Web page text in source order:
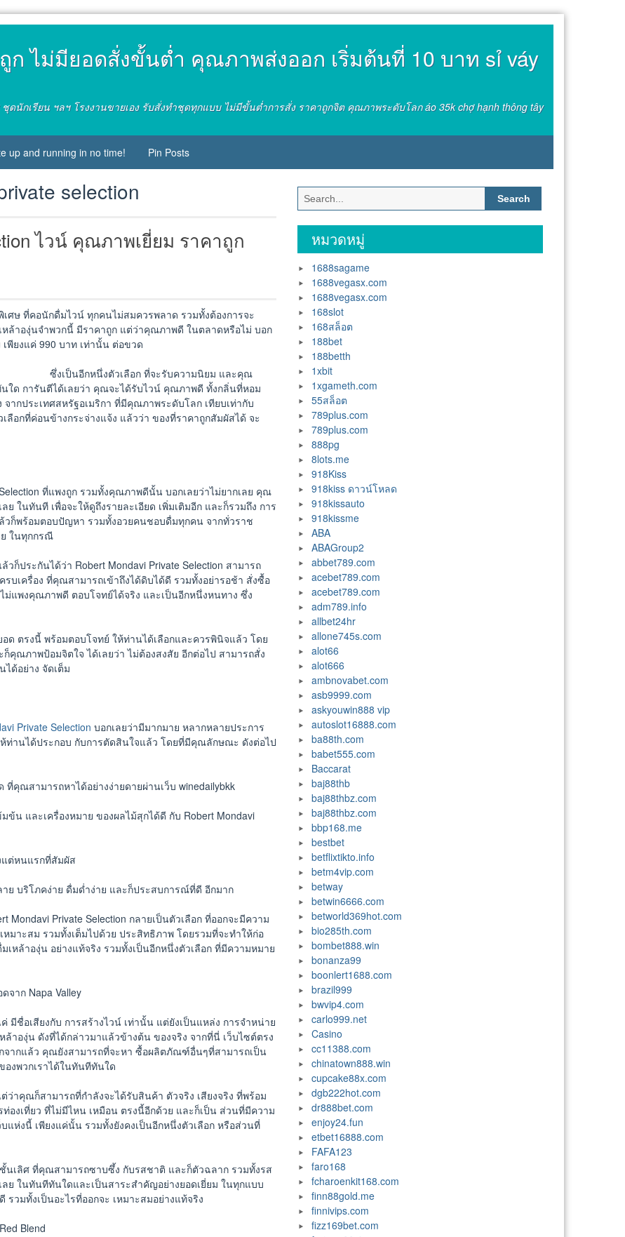
ก ไม่มียอดสั่งขั้นต่ำ คุณภาพส่งออก เริ่มต้นที่ 10 บาท sỉ váy
ดนักเรียน ฯลฯ โรงงานขายเอง รับสั่งทำชุดทุกแบบ ไม่มีขั้นต่ำการสั่ง ราคาถูกจิต คุณภาพระดับโลก áo 35k chợ hạnh thông tây
up and running in no time! Pin Posts
selection
ไวน์ คุณภาพเยี่ยม ราคาถูก
ศษ ที่คอนักดื่มไวน์ ทุกคนไม่สมควรพลาด รวมทั้งต้องการจะ
หล้าองุ่นจำพวกนี้ มีราคาถูก แต่ว่าคุณภาพดี ในตลาดหรือไม่ บอก
พียงแค่ 990 บาท เท่านั้น ต่อขวด
ซึ่งเป็นอีกหนึ่งตัวเลือก ที่จะรับความนิยม และคุณ
ใด การันตีได้เลยว่า คุณจะได้รับไวน์ คุณภาพดี ทั้งกลิ่นที่หอม
กประเทศสหรัฐอเมริกา ที่มีคุณภาพระดับโลก เทียบเท่ากับ
ลือกที่ค่อนข้างกระจ่างแจ้ง แล้วว่า ของที่ราคาถูกสัมผัสได้ จะ
ที่แพงถูก รวมทั้งคุณภาพดีนั้น บอกเลยว่าไม่ยากเลย คุณ
ในทันที เพื่อจะให้ดูถึงรายละเอียด เพิ่มเติมอีก และก็รวมถึง การ
ก็พร้อมตอบปัญหา รวมทั้งอวยคนชอบดื่มทุกคน จากทั่วราช
ในทุกกรณี
ก็ประกันได้ว่า Robert Mondavi Private Selection สามารถ
บเครื่อง ที่คุณสามารถเข้าถึงได้ดิบได้ดี รวมทั้งอย่ารอช้า สั่งซื้อ
แพงคุณภาพดี ตอบโจทย์ได้จริง และเป็นอีกหนึ่งหนทาง ซึ่ง
ตรงนี้ พร้อมตอบโจทย์ ให้ท่านได้เลือกและควรพินิจแล้ว โดย
คุณภาพป้อมจิตใจ ได้เลยว่า ไม่ต้องสงสัย อีกต่อไป สามารถสั่ง
ด้อย่าง จัดเต็ม
Private Selection บอกเลยว่ามีมากมาย หลากหลายประการ
ท่านได้ประกอบ กับการตัดสินใจแล้ว โดยที่มีคุณลักษณะ ดังต่อไป
คุณสามารถหาได้อย่างง่ายดายผ่านเว็บ winedailybkk
น และเครื่องหมาย ของผลไม้สุกได้ดี กับ Robert Mondavi
แต่หนแรกที่สัมผัส
ย บริโภคง่าย ดื่มด่ำง่าย และก็ประสบการณ์ที่ดี อีกมาก
Private Selection กลายเป็นตัวเลือก ที่ออกจะมีความ
มาะสม รวมทั้งเต็มไปด้วย ประสิทธิภาพ โดยรวมที่จะทำให้ก่อ
ล้าองุ่น อย่างแท้จริง รวมทั้งเป็นอีกหนึ่งตัวเลือก ที่มีความหมาย
จาก Napa Valley
มีชื่อเสียงกับ การสร้างไวน์ เท่านั้น แต่ยังเป็นแหล่ง การจำหน่าย
าองุ่น ดังที่ได้กล่าวมาแล้วข้างต้น ของจริง จากที่นี่ เว็บไซต์ตรง
ากแล้ว คุณยังสามารถที่จะหา ซื้อผลิตภัณฑ์อื่นๆที่สามารถเป็น
องพวกเราได้ในทันทีทันใด
ว่าคุณก็สามารถที่กำลังจะได้รับสินค้า ตัวจริง เสียงจริง ที่พร้อม
งเที่ยว ที่ไม่มีไหน เหมือน ตรงนี้อีกด้วย และก็เป็น ส่วนที่มีความ
ห่งนี้ เพียงแค่นั้น รวมทั้งยังคงเป็นอีกหนึ่งตัวเลือก หรือส่วนที่
นเลิศ ที่คุณสามารถซาบซึ้ง กับรสชาติ และก็ตัวฉลาก รวมทั้งรส
ในทันทีทันใดและเป็นสาระสำคัญอย่างยอดเยี่ยม ในทุกแบบ
วมทั้งเป็นอะไรที่ออกจะ เหมาะสมอย่างแท้จริง
Search
for:
หมวดหมู่
1688sagame
1688vegasx.com
1688vegasx.com
168slot
168สล็อต
188bet
188betth
1xbit
1xgameth.com
55สล็อต
789plus.com
789plus.com
888pg
8lots.me
918Kiss
918kiss ดาวน์โหลด
918kissauto
918kissme
ABA
ABAGroup2
abbet789.com
acebet789.com
acebet789.com
adm789.info
allbet24hr
allone745s.com
alot66
alot666
ambnovabet.com
asb9999.com
askyouwin888 vip
autoslot16888.com
ba88th.com
babet555.com
Baccarat
baj88thb
baj88thbz.com
baj88thbz.com
bbp168.me
bestbet
betflixtikto.info
betm4vip.com
betway
betwin6666.com
betworld369hot.com
bio285th.com
bombet888.win
bonanza99
boonlert1688.com
brazil999
bwvip4.com
carlo999.net
Casino
cc11388.com
chinatown888.win
cupcake88x.com
dgb222hot.com
dr888bet.com
enjoy24.fun
etbet16888.com
FAFA123
faro168
fcharoenkit168.com
finn88gold.me
finnivips.com
fizz169bet.com